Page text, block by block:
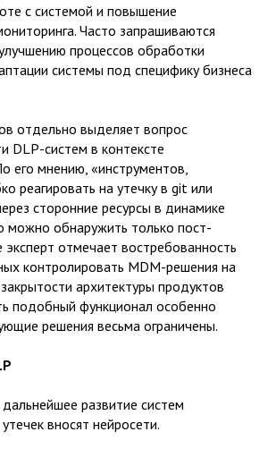
с системой и повышение
Часто запрашиваются
процессов обработки
системы под специфику бизнеса
отдельно выделяет вопрос
DLP-систем в контексте
его мнению, «инструментов,
реагировать на утечку в git или
сторонние ресурсы в динамике
можно обнаружить только пост-
отмечает востребованность
контролировать MDM-решения на
архитектуры продуктов
подобный функционал особенно
решения весьма ограничены.
развитие систем
вносят нейросети.